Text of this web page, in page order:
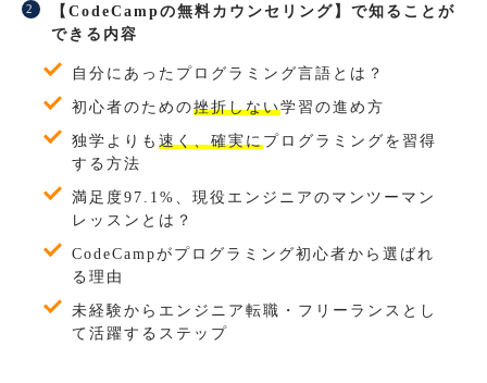
【CodeCampの無料カウンセリング】で知ることが
できる内容
自分にあったプログラミング言語とは？
初心者のための挫折しない学習の進め方
独学よりも 速く、確実にプログラミングを習得
する方法
満足度97.1%、現役エンジニアのマンツーマン
レッスンとは？
CodeCampがプログラミング初心者から選ばれ
る理由
未経験からエンジニア転職・フリーランスとし
て活躍するステップ